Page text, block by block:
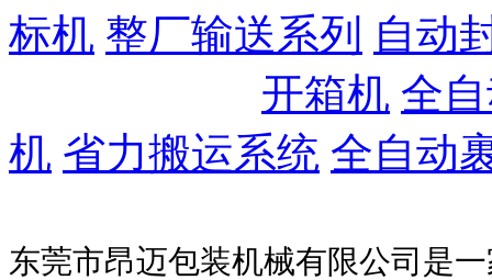
标机 整厂输送系列 自动
开箱机 全
机 省力搬运系统 全自动
东莞市昂迈包装机械有限公司是